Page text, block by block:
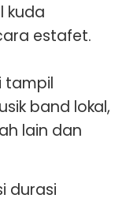
kuda
estafet.
tampil
band lokal,
lain dan
durasi